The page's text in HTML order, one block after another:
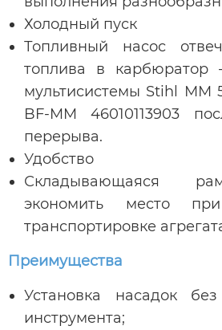
Холодный пуск
Топливный насос
топлива в карбюратор
мультисистемы Stihl ММ
BF-MM 46010113903
перерыва.
Удобство
Складывающаяся
экономить место
транспортировке
Преимущества
Установка насадок без
инструмента;